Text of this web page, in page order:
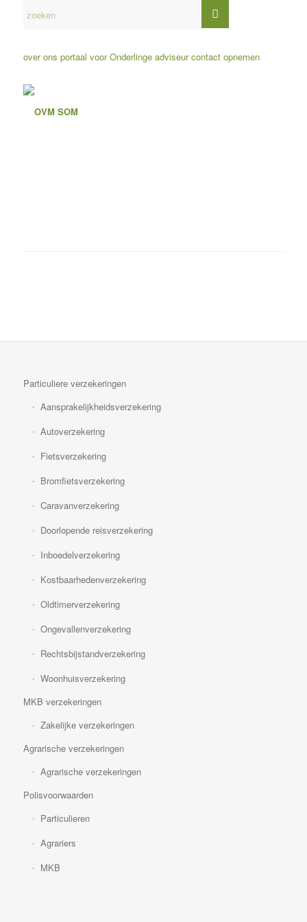
over ons portaal voor Onderlinge adviseur contact opnemen
Particuliere verzekeringen
Aansprakelijkheidsverzekering
Autoverzekering
Fietsverzekering
Bromfietsverzekering
Caravanverzekering
Doorlopende reisverzekering
Inboedelverzekering
Kostbaarhedenverzekering
Oldtimerverzekering
Ongevallenverzekering
Rechtsbijstandverzekering
Woonhuisverzekering
MKB verzekeringen
Zakelijke verzekeringen
Agrarische verzekeringen
Agrarische verzekeringen
Polisvoorwaarden
Particulieren
Agrariers
MKB